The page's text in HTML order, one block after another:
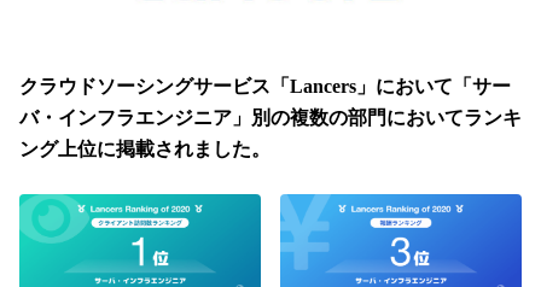
クラウドソーシングサービス「Lancers」において「サー
バ・インフラエンジニア」別の複数の部門においてランキ
ング上位に掲載されました。